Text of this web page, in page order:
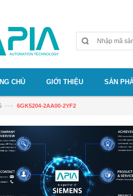
CHỦ GIỚI THIỆU SẢN
—› 6GK5204-2AA00-2YF2